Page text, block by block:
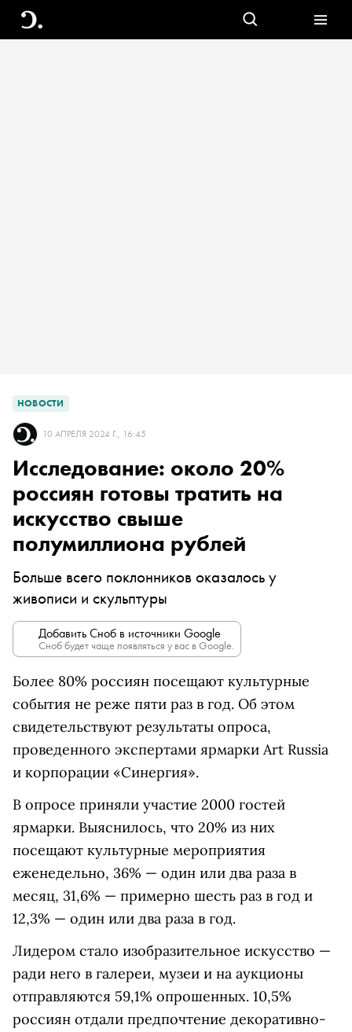
НОВОСТИ
10 АПРЕЛЯ 2024 Г., 16:45
Исследование: около 20%
россиян готовы тратить на
искусство свыше
полумиллиона рублей
Больше всего поклонников оказалось у
живописи и скульптуры
Добавить Сноб в источники Google
Сноб будет чаще появляться у вас в Google.
Более 80% россиян посещают культурные
события не реже пяти раз в год. Об этом
свидетельствуют результаты опроса,
проведенного экспертами ярмарки Art Russia
и корпорации «Синергия».
В опросе приняли участие 2000 гостей
ярмарки. Выяснилось, что 20% из них
посещают культурные мероприятия
еженедельно, 36% — один или два раза в
месяц, 31,6% — примерно шесть раз в год и
12,3% — один или два раза в год.
Лидером стало изобразительное искусство —
ради него в галереи, музеи и на аукционы
отправляются 59,1% опрошенных. 10,5%
россиян отдали предпочтение декоративно-